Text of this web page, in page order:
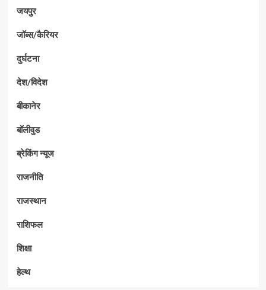
जयपुर
जॉब्स/कैरियर
दुर्घटना
देश/विदेश
बीकानेर
बॉलीवुड
ब्रेकिंग न्यूज
राजनीति
राजस्थान
राशिफल
शिक्षा
हेल्थ